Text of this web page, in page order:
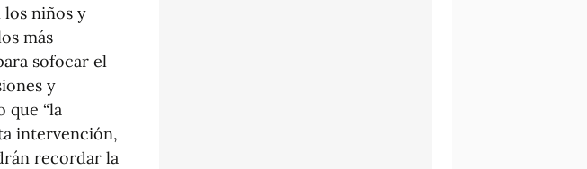
los niños y
más
sofocar el
y
que “la
intervención,
recordar la